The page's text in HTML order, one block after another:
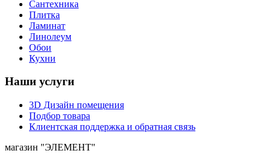
Сантехника
Плитка
Ламинат
Линолеум
Обои
Кухни
Наши услуги
3D Дизайн помещения
Подбор товара
Клиентская поддержка и обратная связь
магазин "ЭЛЕМЕНТ"